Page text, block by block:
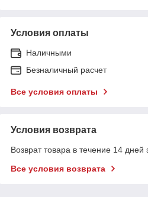
Условия оплаты
Наличными
Безналичный расчет
Все условия оплаты
Условия возврата
Возврат товара в течение 14 дней
Все условия возврата